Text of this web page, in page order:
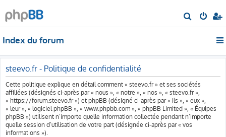
e
r
h
Index du forum
steevo.fr - Politique de confidentialité
Cette politique explique en détail comment « steevo.fr » et ses sociétés
affiliées (désignés ci-après par « nous », « notre », « nos », « steevo.fr »,
« https://forum.steevo.fr ») et phpBB (désigné ci-après par « ils », « eux »,
« leur », « logiciel phpBB », « www.phpbb.com », « phpBB Limited », « Équipes
phpBB ») utilisent n’importe quelle information collectée pendant n’importe
quelle session d’utilisation de votre part (désignée ci-après par « vos
informations »).